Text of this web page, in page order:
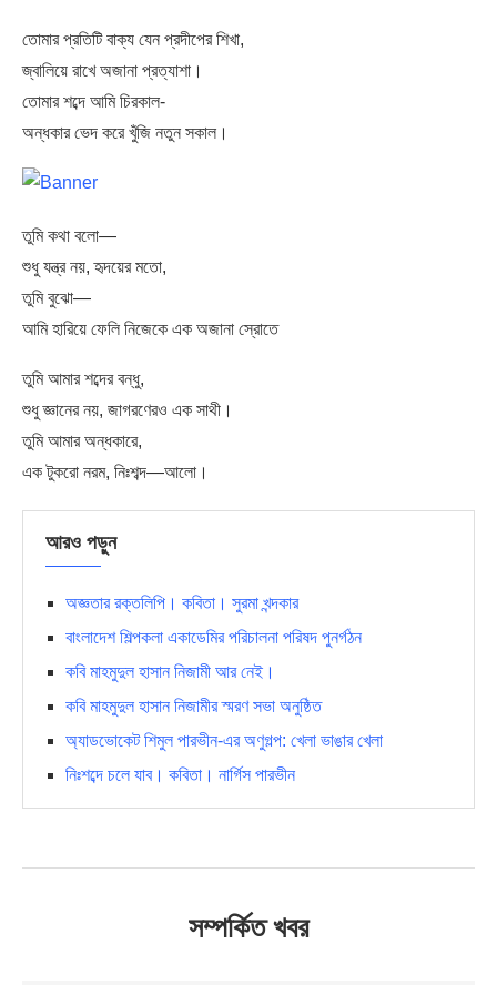
তোমার প্রতিটি বাক্য যেন প্রদীপের শিখা,
জ্বালিয়ে রাখে অজানা প্রত্যাশা।
তোমার শব্দে আমি চিরকাল-
অন্ধকার ভেদ করে খুঁজি নতুন সকাল।
তুমি কথা বলো—
শুধু যন্ত্র নয়, হৃদয়ের মতো,
তুমি বুঝো—
আমি হারিয়ে ফেলি নিজেকে এক অজানা স্রোতে
তুমি আমার শব্দের বন্ধু,
শুধু জ্ঞানের নয়, জাগরণেরও এক সাথী।
তুমি আমার অন্ধকারে,
এক টুকরো নরম, নিঃশব্দ—আলো।
আরও পড়ুন
অজ্ঞতার রক্তলিপি। কবিতা। সুরমা খন্দকার
বাংলাদেশ শিল্পকলা একাডেমির পরিচালনা পরিষদ পুনর্গঠন
কবি মাহমুদুল হাসান নিজামী আর নেই।
কবি মাহমুদুল হাসান নিজামীর স্মরণ সভা অনুষ্ঠিত
অ্যাডভোকেট শিমুল পারভীন-এর অণুগল্প: খেলা ভাঙার খেলা
নিঃশব্দে চলে যাব। কবিতা। নার্গিস পারভীন
সম্পর্কিত খবর